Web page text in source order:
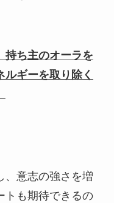
持ち主のオーラを
ギーを取り除く
、意志の強さを増
トも期待できるの